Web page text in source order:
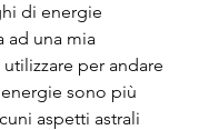
di energie
ad una mia
per andare
sono più
aspetti astrali